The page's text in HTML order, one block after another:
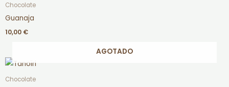
Chocolate
Guanaja
10,00 €
AGOTADO
Chocolate